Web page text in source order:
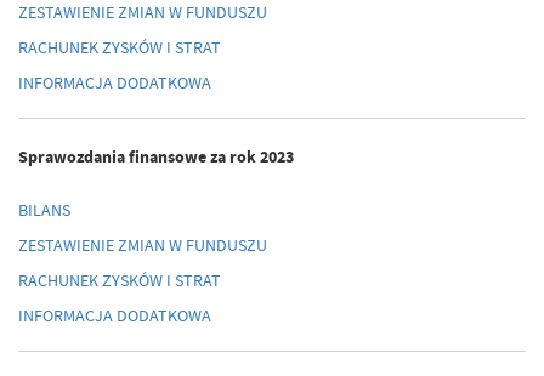
ZESTAWIENIE ZMIAN W FUNDUSZU
RACHUNEK ZYSKÓW I STRAT
INFORMACJA DODATKOWA
Sprawozdania finansowe za rok 2023
BILANS
ZESTAWIENIE ZMIAN W FUNDUSZU
RACHUNEK ZYSKÓW I STRAT
INFORMACJA DODATKOWA